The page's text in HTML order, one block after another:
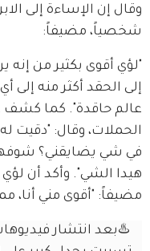
وقال إن الإساءة إلى
شخصياً، مضيفاً:
"لؤي أقوى بكثير من إنه
إلى الحقد أكثر منه إلى
عالم حاقدة". كما كشف
الحملات، وقال: "دقيت
في شي يضايقني؟
هيدا الشي". وأكد أن
مضيفاً: "أقوى مني أنا،
♨️بعد انتشار